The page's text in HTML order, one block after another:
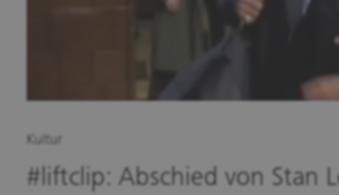
Kultur
#liftclip: Abschied von Stan